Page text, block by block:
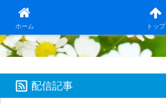
ホーム トップ
日本第一！ニュース録
配信記事